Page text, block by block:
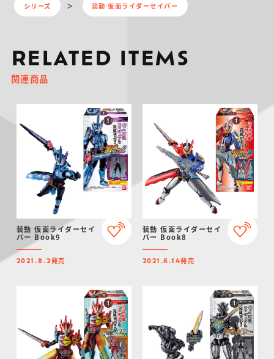
シリーズ 装動 仮面ライダーセイバー
RELATED ITEMS
関連商品
装動 仮面ライダーセイ
バー Book9
2021.8.2発売
装動 仮面ライダーセイ
バー Book8
2021.6.14発売